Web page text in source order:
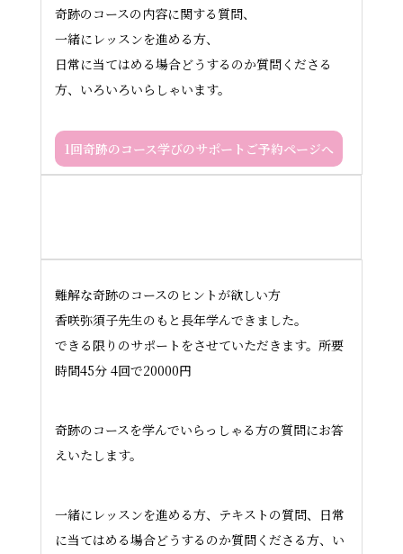
奇跡のコースの内容に関する質問、
一緒にレッスンを進める方、
日常に当てはめる場合どうするのか質問くださる
方、いろいろいらしゃいます。
1回奇跡のコース学びのサポートご予約ページへ
難解な奇跡のコースのヒントが欲しい方
香咲弥須子先生のもと長年学んできました。
できる限りのサポートをさせていただきます。所要
時間45分 4回で20000円
奇跡のコースを学んでいらっしゃる方の質問にお答
えいたします。
一緒にレッスンを進める方、テキストの質問、日常
に当てはめる場合どうするのか質問くださる方、い